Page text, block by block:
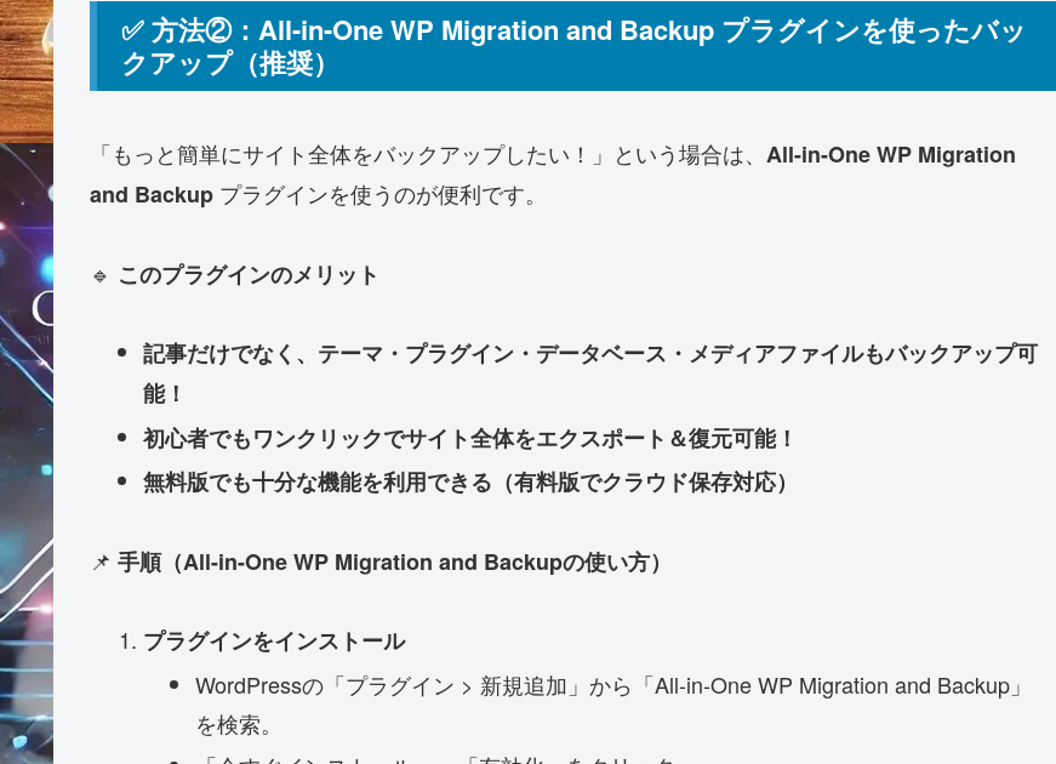
✅ 方法②：All-in-One WP Migration and Backup プラグインを使ったバッ
クアップ（推奨）
「もっと簡単にサイト全体をバックアップしたい！」という場合は、 All-in-One WP Migration
and Backup プラグインを使うのが便利です。
🔹 このプラグインのメリット
記事だけでなく、テーマ・プラグイン・データベース・メディアファイルもバックアップ可
能！
初心者でもワンクリックでサイト全体をエクスポート＆復元可能！
無料版でも十分な機能を利用できる（有料版でクラウド保存対応）
📌 手順（All-in-One WP Migration and Backupの使い方）
プラグインをインストール
WordPressの「プラグイン > 新規追加」から「All-in-One WP Migration and Backup」
を検索。